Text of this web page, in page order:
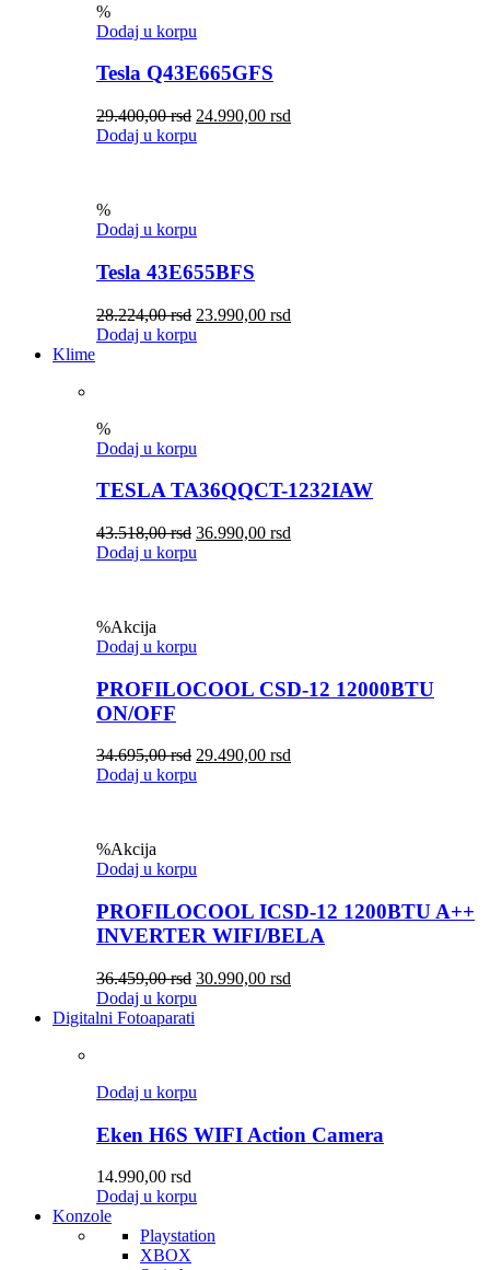
%
Dodaj u korpu
Tesla Q43E665GFS
29.400,00rsd 24.990,00 rsd
Dodaj u korpu
%
Dodaj u korpu
Tesla 43E655BFS
28.224,00rsd 23.990,00 rsd
Dodaj u korpu
Klime
%
Dodaj u korpu
TESLA TA36QQCT-1232IAW
43.518,00rsd 36.990,00 rsd
Dodaj u korpu
%Akcija
Dodaj u korpu
PROFILOCOOL CSD-12 12000BTU
ON/OFF
34.695,00rsd 29.490,00 rsd
Dodaj u korpu
%Akcija
Dodaj u korpu
PROFILOCOOL ICSD-12 1200BTU A++
INVERTER WIFI/BELA
36.459,00rsd 30.990,00 rsd
Dodaj u korpu
Digitalni Fotoaparati
Dodaj u korpu
Eken H6S WIFI Action Camera
14.990,00 rsd
Dodaj u korpu
Konzole
Playstation
XBOX